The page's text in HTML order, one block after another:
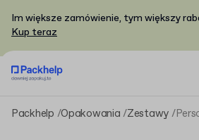
Im większe zamówienie, tym większy
Kup teraz
Packhelp Opakowania Zestawy